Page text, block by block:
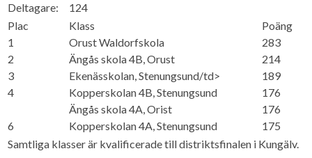
Deltagare:
124
Plac
Klass
Poäng
1
Orust Waldorfskola
283
2
Ängås skola 4B, Orust
214
3
Ekenässkolan, Stenungsund/td>
189
4
Kopperskolan 4B, Stenungsund
176
Ängås skola 4A, Orist
176
6
Kopperskolan 4A, Stenungsund
175
Samtliga klasser är kvalificerade till distriktsfinalen i Kungälv.